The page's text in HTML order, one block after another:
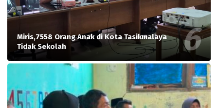
Miris,7558 Orang Anak di Kota Tasikmalaya
Tidak Sekolah